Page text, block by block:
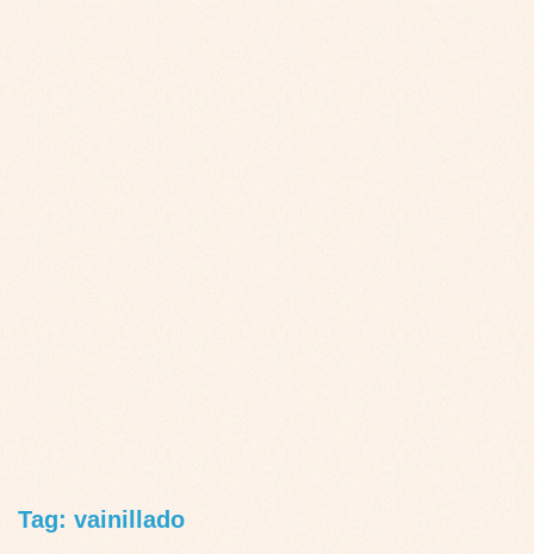
Tag: vainillado